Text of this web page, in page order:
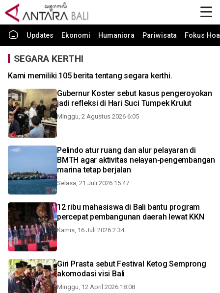
Updates Ekonomi Humaniora Pariwisata Fokus
SEGARA KERTHI
Kami memiliki 105 berita tentang segara kerthi.
Gubernur Koster sebut kasus pengeroyokan
jadi refleksi di Hari Suci Tumpek Krulut
Minggu, 2 Agustus 2026 6:05
Pelindo atur ruang dan alur pelayaran di
BMTH agar aktivitas nelayan-pengembangan
marina tetap berjalan
Selasa, 21 Juli 2026 15:47
12 ribu mahasiswa di Bali bantu program
percepat pembangunan daerah lewat KKN
Kamis, 16 Juli 2026 2:34
Giri Prasta sebut Festival Ketog Semprong
akomodasi visi Bali
Minggu, 12 April 2026 18:08